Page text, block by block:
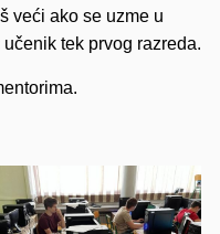
veći ako se uzme u
tek prvog razreda.